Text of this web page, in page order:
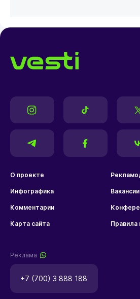
О проекте
Инфографика Вакансии
Комментарии
Карта сайта Правила
Реклама
+7 (700) 3 888 188